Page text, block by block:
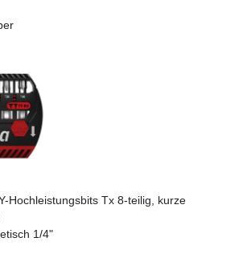
Hochleistungsbits Tx 8-teilig, kurze
1/4"